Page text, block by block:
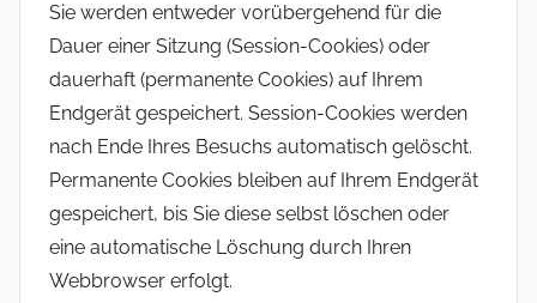
Sie werden entweder vorübergehend für die
Dauer einer Sitzung (Session-Cookies) oder
dauerhaft (permanente Cookies) auf Ihrem
Endgerät gespeichert. Session-Cookies werden
nach Ende Ihres Besuchs automatisch gelöscht.
Permanente Cookies bleiben auf Ihrem Endgerät
gespeichert, bis Sie diese selbst löschen oder
eine automatische Löschung durch Ihren
Webbrowser erfolgt.